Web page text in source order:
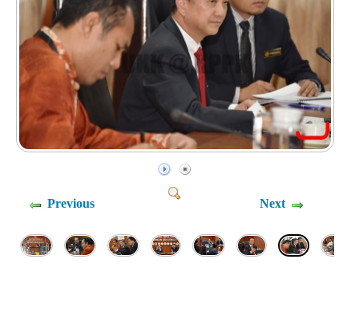
Previous Next